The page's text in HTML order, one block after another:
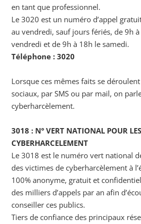
en tant que professionnel.
Le 3020 est un numéro d’appel
au vendredi, sauf jours fériés, de 9h
vendredi et de 9h à 18h le samedi.
Téléphone : 3020
Lorsque ces mêmes faits se
sociaux, par SMS ou par mail, on
cyberharcèlement.
3018 : N° VERT NATIONAL POUR
CYBERHARCELEMENT
Le 3018 est le numéro vert national
des victimes de cyberharcèlement à
100% anonyme, gratuit et
des milliers d’appels par an afin
conseiller ces publics.
Tiers de confiance des principaux